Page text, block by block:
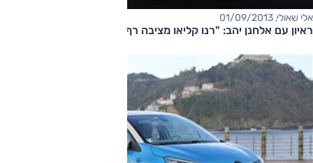
אלי שאולי, 01/09/2013
ראיון עם אלחנן יהב: "רנו קליאו מציבה רף חדש בשוק"